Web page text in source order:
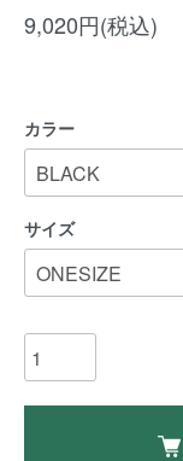
9,020円(税込)
カラー
サイズ